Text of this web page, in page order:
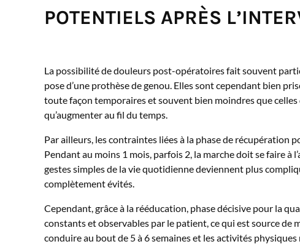
POTENTIELS APRÈS
La possibilité de douleurs post-opératoires fait souvent
pose d’une prothèse de genou. Elles sont cependant bien
toute façon temporaires et souvent bien moindres que
qu’augmenter au fil du temps.
Par ailleurs, les contraintes liées à la phase de récupération
Pendant au moins 1 mois, parfois 2, la marche doit se faire à
gestes simples de la vie quotidienne deviennent plus
complètement évités.
Cependant, grâce à la rééducation, phase décisive pour la
constants et observables par le patient, ce qui est source
conduire au bout de 5 à 6 semaines et les activités